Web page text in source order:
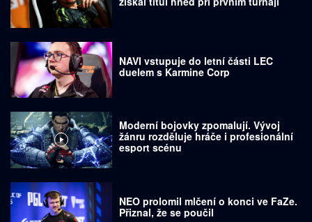
NAVI vstupuje do letní části LEC
duelem s Karmine Corp
Moderní bojovky zpomalují. Vývoj
žánru rozděluje hráče i profesionální
esport scénu
NEO prolomil mlčení o konci ve FaZe.
Přiznal, že se poučil